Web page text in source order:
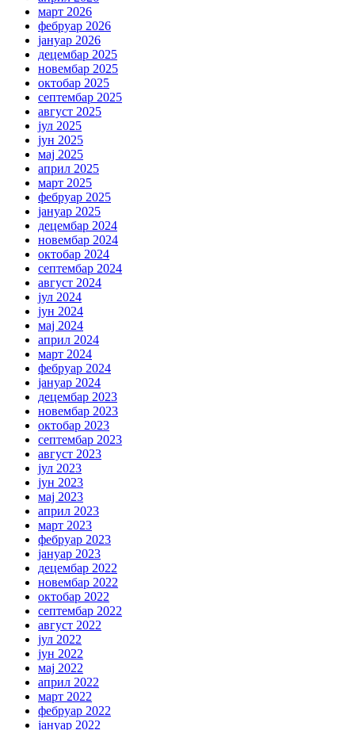
март 2026
фебруар 2026
јануар 2026
децембар 2025
новембар 2025
октобар 2025
септембар 2025
август 2025
јул 2025
јун 2025
мај 2025
април 2025
март 2025
фебруар 2025
јануар 2025
децембар 2024
новембар 2024
октобар 2024
септембар 2024
август 2024
јул 2024
јун 2024
мај 2024
април 2024
март 2024
фебруар 2024
јануар 2024
децембар 2023
новембар 2023
октобар 2023
септембар 2023
август 2023
јул 2023
јун 2023
мај 2023
април 2023
март 2023
фебруар 2023
јануар 2023
децембар 2022
новембар 2022
октобар 2022
септембар 2022
август 2022
јул 2022
јун 2022
мај 2022
април 2022
март 2022
фебруар 2022
јануар 2022